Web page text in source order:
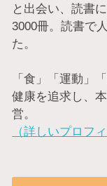
と出会い、読書
3000冊。読書で
た。
「食」「運動」
健康を追求し、
営。
（詳しいプロフ